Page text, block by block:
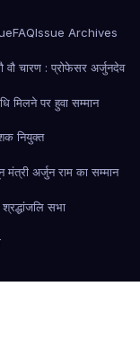
FAQIssue Archives
वौ चारण : प्रोफेसर अर्जुनदेव
मिलने पर हुवा सम्मान
नियुक्त
अर्जुन राम का सम्मान
सभा